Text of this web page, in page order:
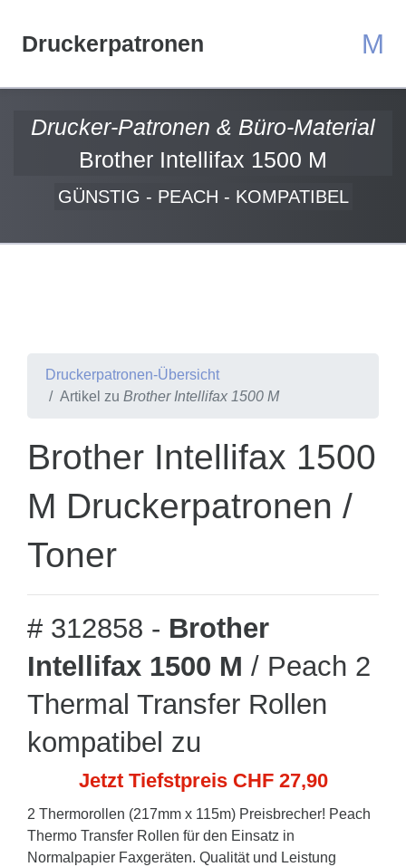
Druckerpatronen M
Drucker-Patronen & Büro-Material
Brother Intellifax 1500 M
GÜNSTIG - PEACH - KOMPATIBEL
Druckerpatronen-Übersicht
Artikel zu Brother Intellifax 1500 M
Brother Intellifax 1500
M Druckerpatronen /
Toner
# 312858 - Brother
Intellifax 1500 M / Peach 2
Thermal Transfer Rollen
kompatibel zu
Jetzt Tiefstpreis CHF 27,90
2 Thermorollen (217mm x 115m) Preisbrecher! Peach
Thermo Transfer Rollen für den Einsatz in
Normalpapier Faxgeräten. Qualität und Leistung